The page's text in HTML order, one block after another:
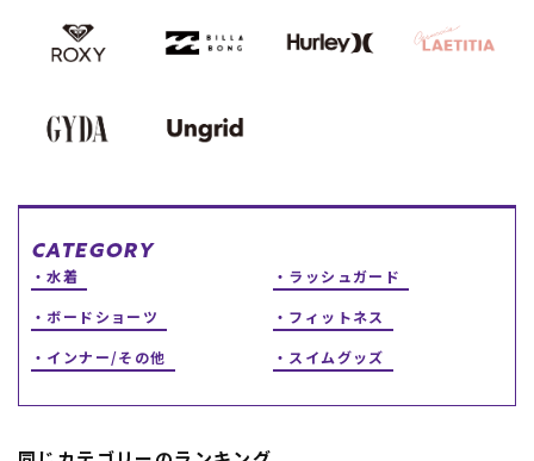
CONTENTS
RIDE LIFE MAGAZINE一
中古/アウトレット スノ
ー
SUPPORT
ニュース
CATEGORY
水着
ラッシュガード
ボードショーツ
フィットネス
インナー/その他
スイムグッズ